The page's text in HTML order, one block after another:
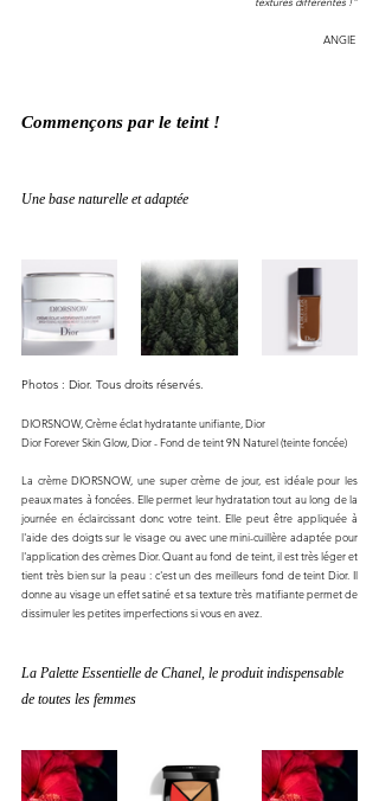
ANGIE
Commençons par le teint !
Une base naturelle et adaptée
Photos : Dior. Tous droits réservés.
DIORSNOW, Crème éclat hydratante unifiante, Dior
Dior Forever Skin Glow, Dior - Fond de teint 9N Naturel (teinte foncée)
La crème DIORSNOW, une super crème de jour, est idéale pour les
peaux mates à foncées. Elle permet leur hydratation tout au long de la
journée en éclaircissant donc votre teint. Elle peut être appliquée à
l'aide des doigts sur le visage ou avec une mini-cuillère adaptée pour
l'application des crèmes Dior. Quant au fond de teint, il est très léger et
tient très bien sur la peau : c'est un des meilleurs fond de teint Dior. Il
donne au visage un effet satiné et sa texture très matifiante permet de
dissimuler les petites imperfections si vous en avez.
La Palette Essentielle de Chanel, le produit indispensable
de toutes les femmes